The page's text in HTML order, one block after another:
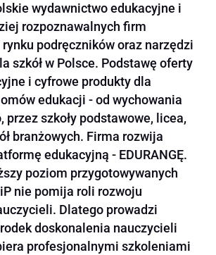
wydawnictwo edukacyjne i
rozpoznawalnych firm
rynku podręczników oraz narzędzi
szkół w Polsce. Podstawę oferty
i cyfrowe produkty dla
edukacji - od wychowania
przez szkoły podstawowe, licea,
branżowych. Firma rozwija
edukacyjną - EDURANGĘ.
poziom przygotowywanych
nie pomija roli rozwoju
Dlatego prowadzi
doskonalenia nauczycieli
profesjonalnymi szkoleniami